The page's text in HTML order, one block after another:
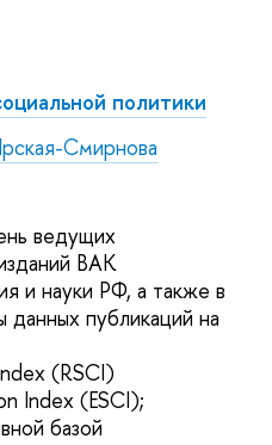
политики
Смирнова
ведущих
ВАК
и науки РФ, а также в
публикаций на
(RSCI)
Index (ESCI);
базой